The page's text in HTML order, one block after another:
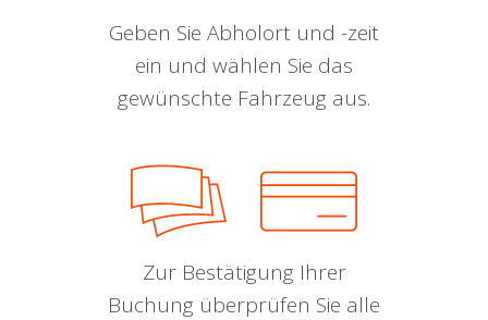
Geben Sie Abholort und -zeit
ein und wählen Sie das
gewünschte Fahrzeug aus.
Zur Bestätigung Ihrer
Buchung überprüfen Sie alle